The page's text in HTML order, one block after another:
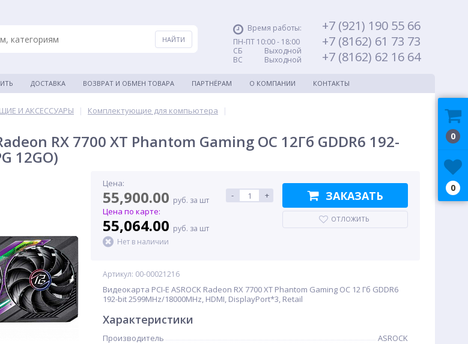
Время работы:
ПН-ПТ 10:00 - 18:00
СБ Выходной
ВС Выходной
+7 (921) 190 55 66
+7 (8162) 61 73 73
+7 (8162) 62 16 64
ДОСТАВКА ВОЗВРАТ И ОБМЕН ТОВАРА ПАРТНЁРАМ О КОМПАНИИ КОНТАКТЫ
И АКСЕССУАРЫ | Комплектующие для компьютера
|
RX 7700 XT Phantom Gaming OC 12Гб GDDR6 192-
12GO)
Цена:
55,900.00 руб. за шт
Цена по карте:
55,064.00 руб. за шт
Нет в наличии
- + ЗАКАЗАТЬ
ОТЛОЖИТЬ
Артикул: 00-00021216
Видеокарта PCI-E ASROCK Radeon RX 7700 XT Phantom Gaming OC 12 Гб GDDR6
192-bit 2599MHz/18000MHz, HDMI, DisplayPort*3, Retail
Характеристики
Производитель
ASROCK
0
0